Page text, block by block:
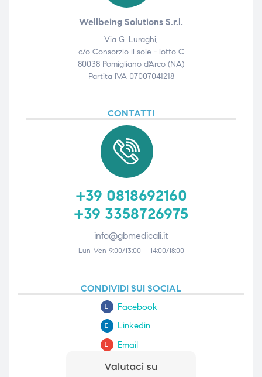
Wellbeing Solutions S.r.l.
Via G. Luraghi,
c/o Consorzio il sole - lotto C
80038 Pomigliano d'Arco (NA)
Partita IVA 07007041218
CONTATTI
+39 0818692160
+39 3358726975
info@gbmedicali.it
Lun-Ven 9:00/13:00 – 14:00/18:00
CONDIVIDI SUI SOCIAL
Facebook
Linkedin
Email